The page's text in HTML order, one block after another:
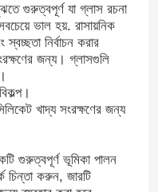
গুরুত্বপূর্ণ যা গ্লাস রচনা
ভাল হয়. রাসায়নিক
স্বচ্ছতা নির্বাচন করার
জন্য। গ্লাসগুলি
খাদ্য সংরক্ষণের জন্য
গুরুত্বপূর্ণ ভূমিকা পালন
চিন্তা করুন, জারটি